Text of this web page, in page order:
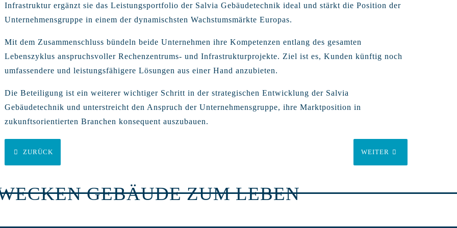
Infrastruktur ergänzt sie das Leistungsportfolio der Salvia Gebäudetechnik ideal und stärkt die Position der
Unternehmensgruppe in einem der dynamischsten Wachstumsmärkte Europas.
Mit dem Zusammenschluss bündeln beide Unternehmen ihre Kompetenzen entlang des gesamten
Lebenszyklus anspruchsvoller Rechenzentrums- und Infrastrukturprojekte. Ziel ist es, Kunden künftig noch
umfassendere und leistungsfähigere Lösungen aus einer Hand anzubieten.
Die Beteiligung ist ein weiterer wichtiger Schritt in der strategischen Entwicklung der Salvia
Gebäudetechnik und unterstreicht den Anspruch der Unternehmensgruppe, ihre Marktposition in
zukunftsorientierten Branchen konsequent auszubauen.
ZURÜCK WEITER
GEBÄUDE ZUM LEBEN